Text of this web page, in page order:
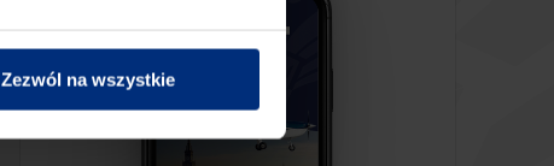
Zezwól na wszystkie